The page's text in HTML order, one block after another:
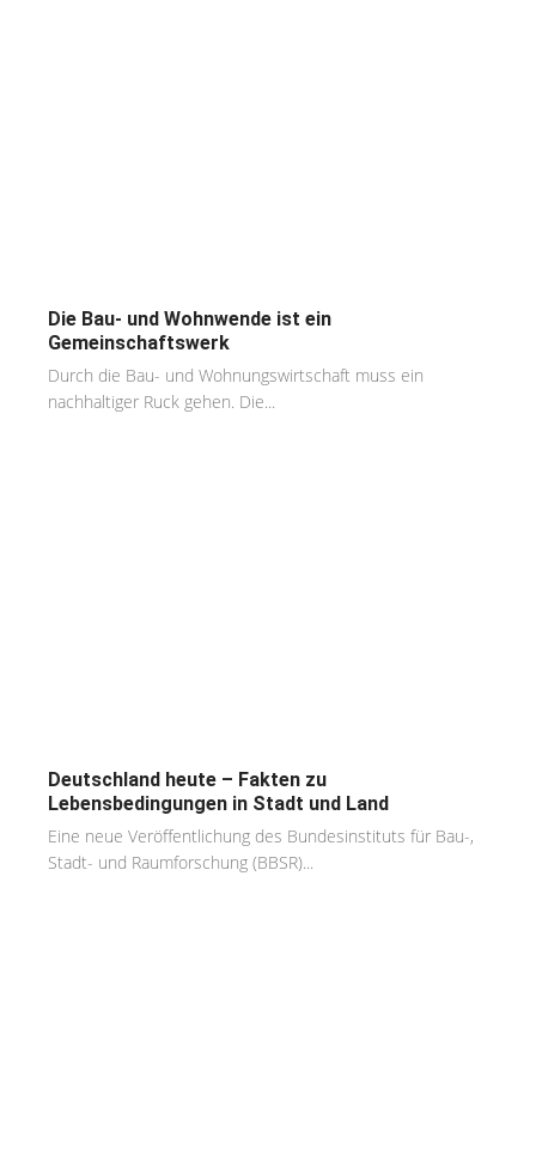
Die Bau- und Wohnwende ist ein
Gemeinschaftswerk
Durch die Bau- und Wohnungswirtschaft muss ein
nachhaltiger Ruck gehen. Die...
Deutschland heute – Fakten zu
Lebensbedingungen in Stadt und Land
Eine neue Veröffentlichung des Bundesinstituts für Bau-,
Stadt- und Raumforschung (BBSR)...